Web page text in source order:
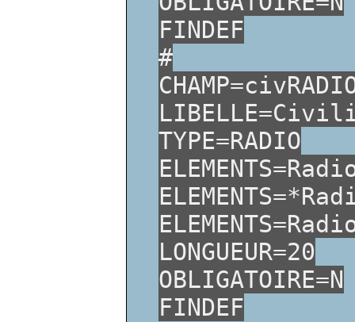
FINDEF
#
TYPE=RADIO
LONGUEUR=20
OBLIGATOIRE=N
FINDEF